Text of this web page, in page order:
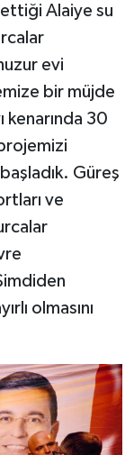
Alaiye su
evi
bir müjde
kenarında 30
Güreş
ve
olmasını